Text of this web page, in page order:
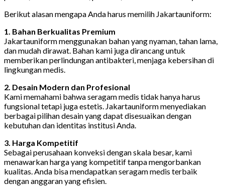
Berikut alasan mengapa Anda harus memilih Jakartauniform:
1. Bahan Berkualitas Premium
Jakartauniform menggunakan bahan yang nyaman, tahan lama,
dan mudah dirawat. Bahan kami juga dirancang untuk
memberikan perlindungan antibakteri, menjaga kebersihan di
lingkungan medis.
2. Desain Modern dan Profesional
Kami memahami bahwa seragam medis tidak hanya harus
fungsional tetapi juga estetis. Jakartauniform menyediakan
berbagai pilihan desain yang dapat disesuaikan dengan
kebutuhan dan identitas institusi Anda.
3. Harga Kompetitif
Sebagai perusahaan konveksi dengan skala besar, kami
menawarkan harga yang kompetitif tanpa mengorbankan
kualitas. Anda bisa mendapatkan seragam medis terbaik
dengan anggaran yang efisien.